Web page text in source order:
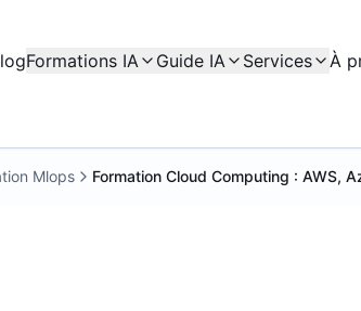
Formations IA Guide IA Services À
Mlops Formation Cloud Computing : AWS,